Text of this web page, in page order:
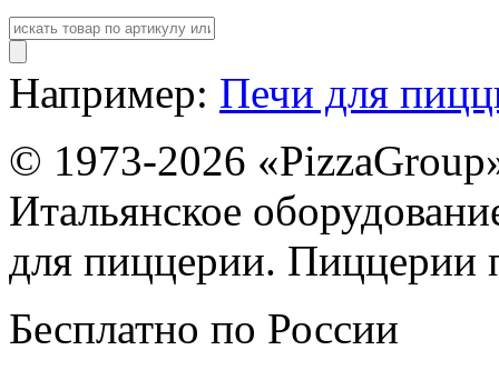
Например: Печи для
© 1973-2026
Итальянское
для пиццерии. Пиццерии
Бесплатно по России